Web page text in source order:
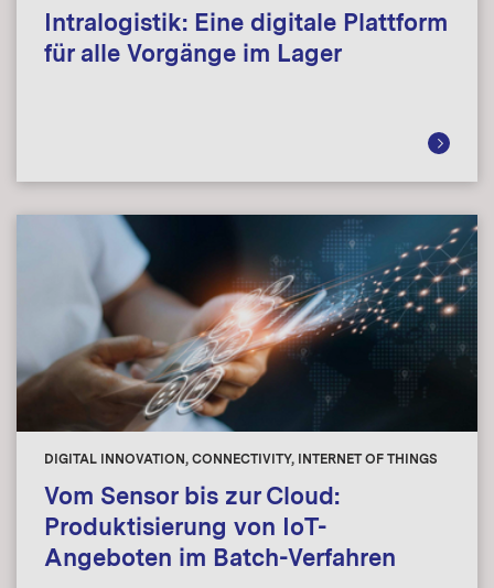
Intralogistik: Eine digitale Plattform
für alle Vorgänge im Lager
DIGITAL INNOVATION, CONNECTIVITY, INTERNET OF THINGS
Vom Sensor bis zur Cloud:
Produktisierung von IoT-
Angeboten im Batch-Verfahren